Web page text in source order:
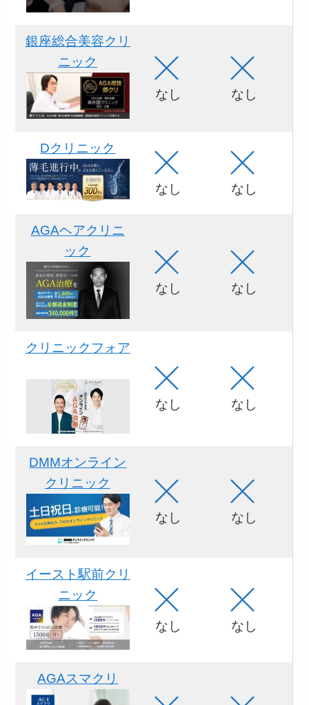
銀座総合美容クリ
ニック
なし なし
Dクリニック
なし なし
AGAヘアクリニ
ック
なし なし
クリニックフォア
なし なし
クリニック
なし なし
ニック
なし なし